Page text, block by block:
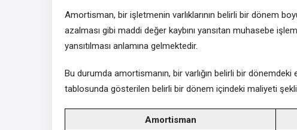
Amortisman, bir işletmenin varlıklarının belirli bir dönem
azalması gibi maddi değer kaybını yansıtan muhasebe
yansıtılması anlamına gelmektedir.
Bu durumda amortismanın, bir varlığın belirli bir
tablosunda gösterilen belirli bir dönem içindeki maliyeti
Amortisman